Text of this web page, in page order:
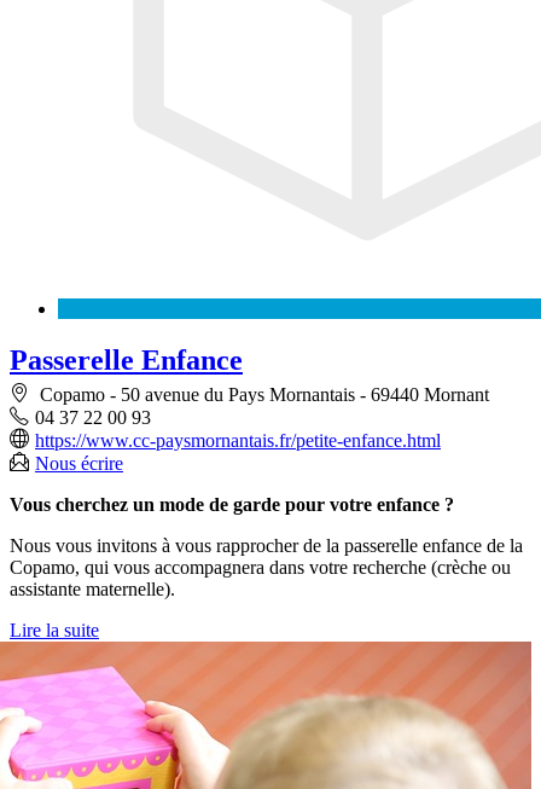
Passerelle Enfance
Copamo - 50 avenue du Pays Mornantais - 69440 Mornant
04 37 22 00 93
https://www.cc-paysmornantais.fr/petite-enfance.html
Nous écrire
Vous cherchez un mode de garde pour votre enfance ?
Nous vous invitons à vous rapprocher de la passerelle enfance de la
Copamo, qui vous accompagnera dans votre recherche (crèche ou
assistante maternelle).
Lire la suite